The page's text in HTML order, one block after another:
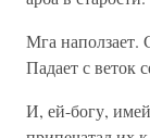
Мга наползает.
Падает с веток
И, ей-богу,